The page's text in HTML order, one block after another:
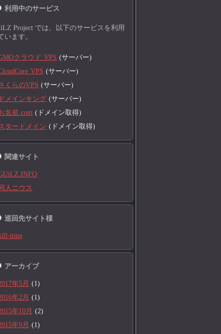
利用中のサービス
Project では、以下のサービスを利用
います。
クラウド VPS (サーバー)
VPS (サーバー)
くらのVPS (サーバー)
メインキング (サーバー)
名前.com (ドメイン取得)
タードメイン (ドメイン取得)
関連サイト
人ニウス
巡回先サイト様
time
アーカイブ
年5月 (1)
年2月 (1)
年10月 (2)
年9月 (1)